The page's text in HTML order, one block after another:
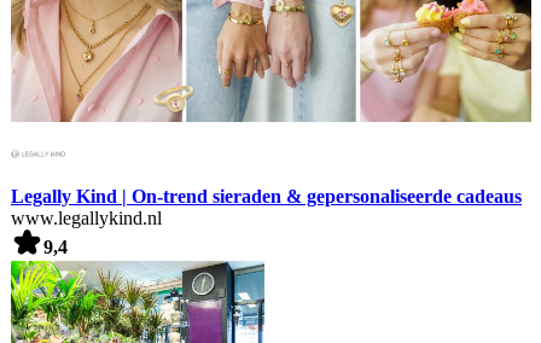
Legally Kind | On-trend sieraden & gepersonaliseerde cadeaus
www.legallykind.nl
9,4